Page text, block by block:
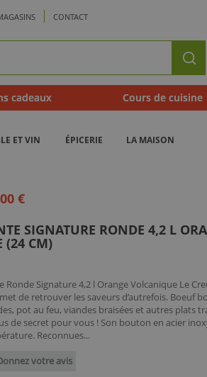
CONTACT
cadeaux Cours de cuisine
ET VIN ÉPICERIE LA MAISON
€
SIGNATURE RONDE 4,2 L
(24 CM)
Ronde Signature 4,2 l Orange Volcanique Le
de retrouver les saveurs d’autrefois. Boeuf
pot au feu, viandes braisées et autres plats
de secret pour vous ! Son bouton en acier
Reconnues...
votre avis